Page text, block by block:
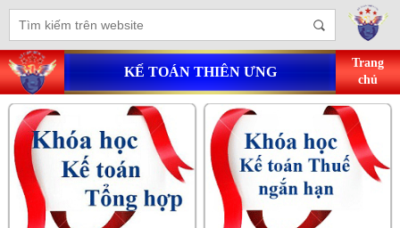
KẾ TOÁN THIÊN ƯNG
Trang
chủ